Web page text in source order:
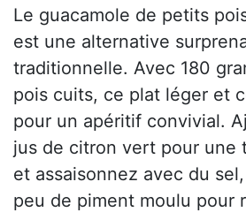
Le guacamole de petits
est une alternative
traditionnelle. Avec 180
pois cuits, ce plat léger et
pour un apéritif convivial.
jus de citron vert pour une
et assaisonnez avec du
peu de piment moulu pour